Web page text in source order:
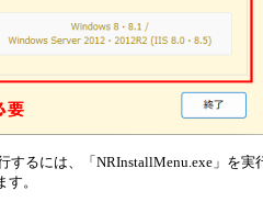
するには、「NRInstallMenu.exe」を
。